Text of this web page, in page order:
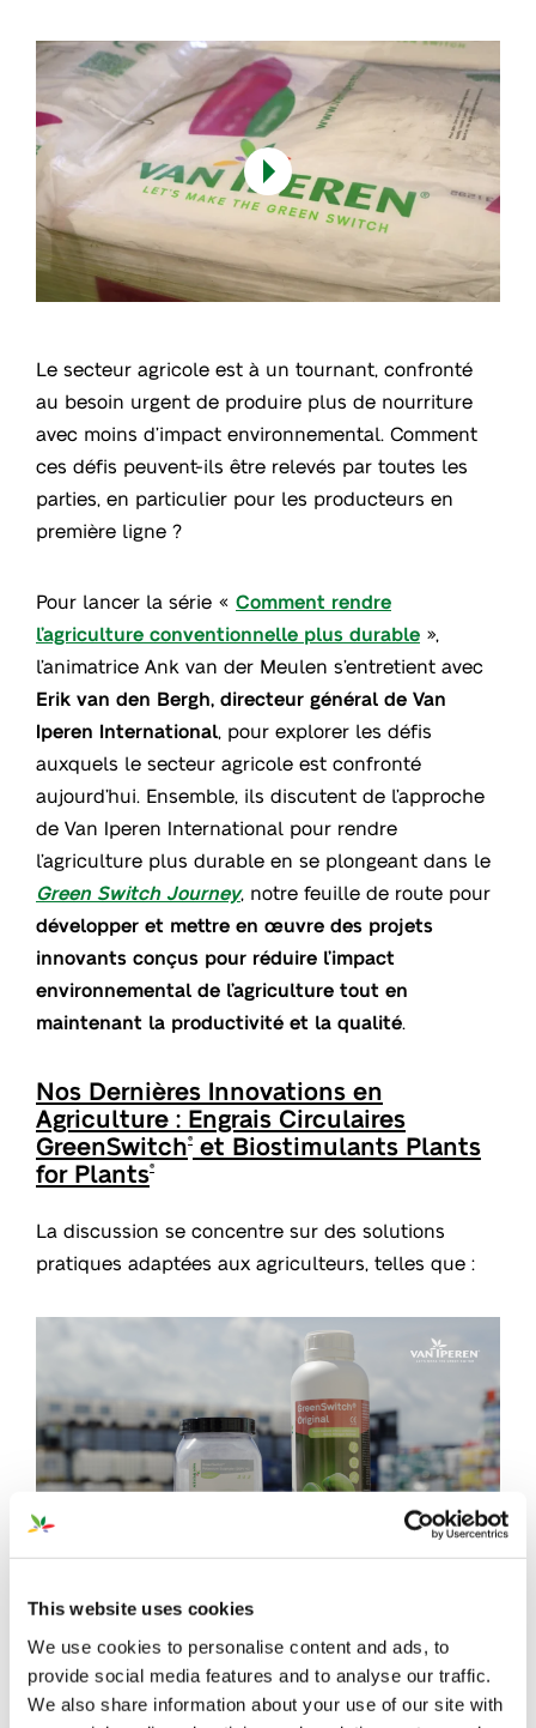
This website uses cookies
We use cookies to personalise content and ads, to
provide social media features and to analyse our traffic.
We also share information about your use of our site with
Le secteur agricole est à un tournant, confronté
au besoin urgent de produire plus de nourriture
avec moins d’impact environnemental. Comment
ces défis peuvent-ils être relevés par toutes les
parties, en particulier pour les producteurs en
première ligne ?
Pour lancer la série « Comment rendre
l’agriculture conventionnelle plus durable »,
l’animatrice Ank van der Meulen s’entretient avec
Erik van den Bergh, directeur général de Van
Iperen International , pour explorer les défis
auxquels le secteur agricole est confronté
aujourd’hui. Ensemble, ils discutent de l’approche
de Van Iperen International pour rendre
l’agriculture plus durable en se plongeant dans le
Green Switch Journey, notre feuille de route pour
développer et mettre en œuvre des projets
innovants conçus pour réduire l’impact
environnemental de l’agriculture tout en
maintenant la productivité et la qualité
Nos Dernières Innovations en
Agriculture : Engrais Circulaires
GreenSwitch®
et Biostimulants Plants
for Plants®
La discussion se concentre sur des solutions
pratiques adaptées aux agriculteurs, telles que :
GreenSwitch
Original
: Ces fertilisants
circulaires offrentune alternative durable aux